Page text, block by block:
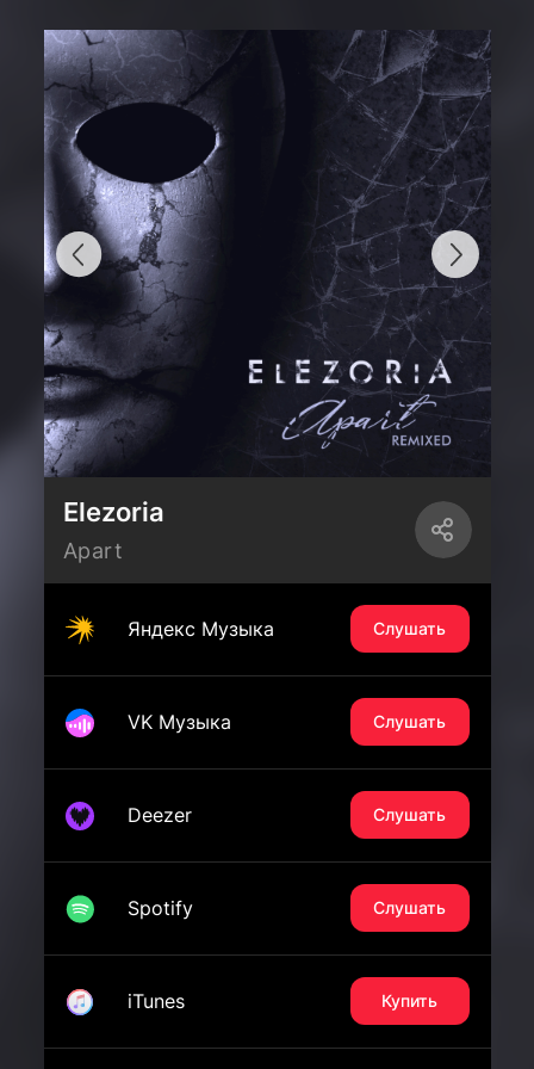
Elezoria
Apart
Яндекс Музыка Слушать
VK Музыка Слушать
Deezer Слушать
Spotify Слушать
iTunes Купить